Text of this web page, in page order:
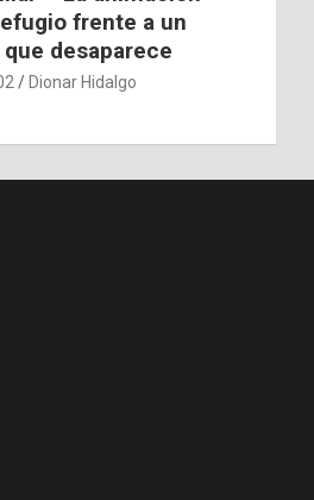
frente a un
desaparece
Dionar Hidalgo